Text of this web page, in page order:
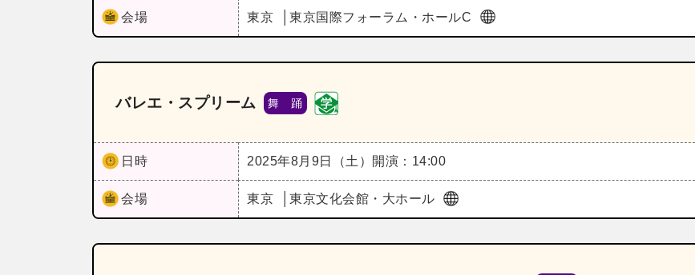
会場 東京 東京国際フォーラム・ホールC
バレエ・スプリーム 舞 踊
日時 2025年8月9日（土） 開演：14:00
会場 東京 東京文化会館・大ホール